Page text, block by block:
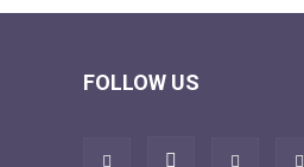
FOLLOW US